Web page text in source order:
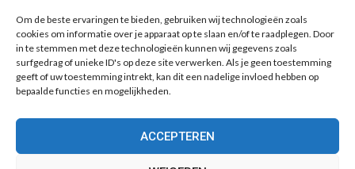
Om de beste ervaringen te bieden, gebruiken wij technologieën zoals
cookies om informatie over je apparaat op te slaan en/of te raadplegen. Door
in te stemmen met deze technologieën kunnen wij gegevens zoals
surfgedrag of unieke ID's op deze site verwerken. Als je geen toestemming
geeft of uw toestemming intrekt, kan dit een nadelige invloed hebben op
bepaalde functies en mogelijkheden.
ACCEPTEREN
metaverse: wat is het en
wat is het waard?
van tekstverwerkende
eenheden tot digitale
munten